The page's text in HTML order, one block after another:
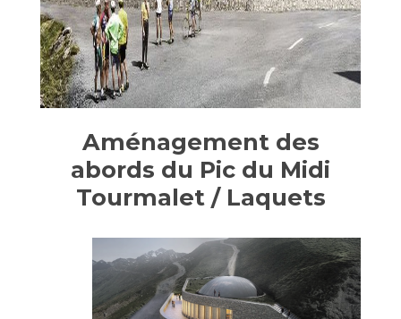
Aménagement des
abords du Pic du Midi
Tourmalet / Laquets